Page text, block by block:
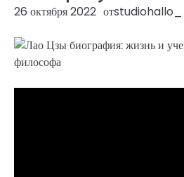
26 октября 2022 отstudiohallo_